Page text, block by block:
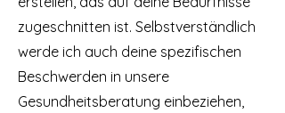
zugeschnitten ist. Selbstverständlich
werde ich auch deine spezifischen
Beschwerden in unsere
Gesundheitsberatung einbeziehen,